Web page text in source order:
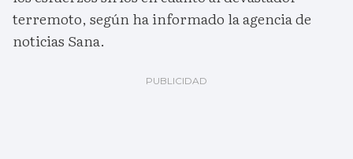
terremoto, según ha informado la agencia de
noticias Sana.